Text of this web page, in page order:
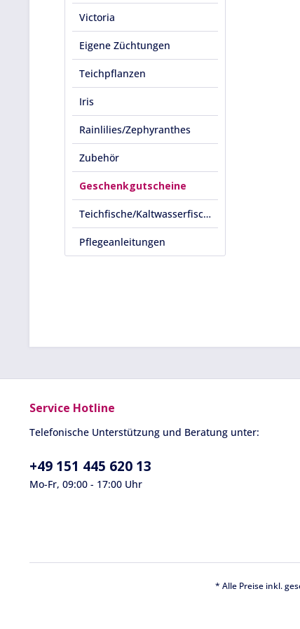
Victoria
Eigene Züchtungen
Teichpflanzen
Iris
Rainlilies/Zephyranthes
Zubehör
Geschenkgutscheine
Teichfische/Kaltwasserfische
Pflegeanleitungen
Service Hotline
Telefonische Unterstützung und Beratung unter:
+49 151 445 620 13
Mo-Fr, 09:00 - 17:00 Uhr
* Alle Preise inkl.